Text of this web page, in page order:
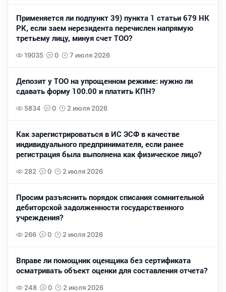
Применяется ли подпункт 39) пункта 1 статьи 679 НК
РК, если заем нерезидента перечислен напрямую
третьему лицу, минуя счет ТОО?
19035 0 7 июля 2026
Депозит у ТОО на упрощенном режиме: нужно ли
сдавать форму 100.00 и платить КПН?
5834 0 2 июля 2026
Как зарегистрироваться в ИС ЭСФ в качестве
индивидуального предпринимателя, если ранее
регистрация была выполнена как физическое лицо?
282 0 2 июля 2026
Просим разъяснить порядок списания сомнительной
дебиторской задолженности государственного
учреждения?
266 0 2 июля 2026
Вправе ли помощник оценщика без сертификата
осматривать объект оценки для составления отчета?
248 0 2 июля 2026